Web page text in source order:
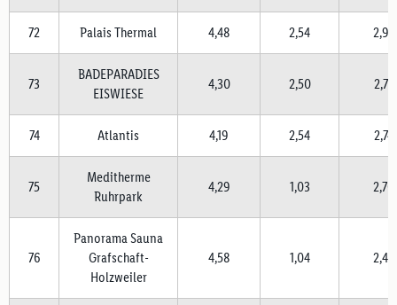
72 Palais Thermal 4,48 2,54 2,91
73
BADEPARADIES
EISWIESE
4,30 2,50 2,77
74 Atlantis 4,19 2,54 2,74
75
Meditherme
Ruhrpark
4,29 1,03 2,70
76
Panorama Sauna
Grafschaft-
Holzweiler
4,58 1,04 2,47